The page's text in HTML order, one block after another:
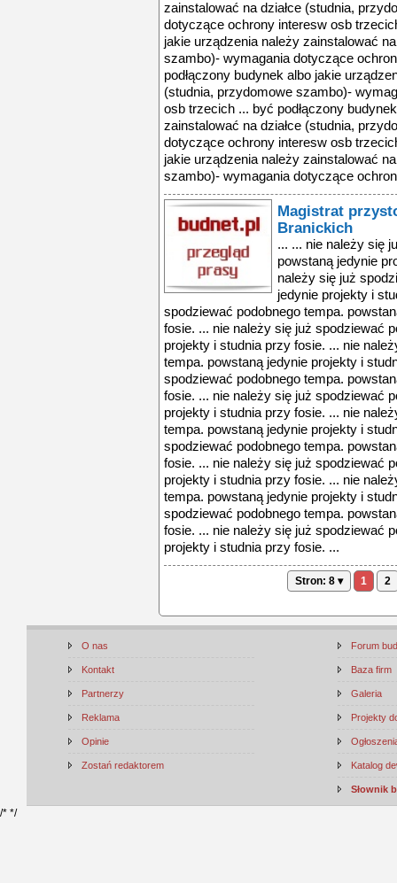
zainstalować na działce (studnia,
dotyczące ochrony interesw osb
jakie urządzenia należy zainstalować
szambo)- wymagania dotyczące
podłączony budynek albo jakie
(studnia, przydomowe szambo)-
osb trzecich ... być podłączony
zainstalować na działce (studnia,
dotyczące ochrony interesw osb
jakie urządzenia należy zainstalować
szambo)- wymagania dotyczące
Magistrat
Branickich
... ... nie należy się
powstaną jedynie
należy się już
jedynie projekty i
spodziewać podobnego tempa.
fosie. ... nie należy się już spodziewać
projekty i studnia przy fosie. ... nie
tempa. powstaną jedynie projekty i
spodziewać podobnego tempa.
fosie. ... nie należy się już spodziewać
projekty i studnia przy fosie. ... nie
tempa. powstaną jedynie projekty i
spodziewać podobnego tempa.
fosie. ... nie należy się już spodziewać
projekty i studnia przy fosie. ... nie
tempa. powstaną jedynie projekty i
spodziewać podobnego tempa.
fosie. ... nie należy się już spodziewać
projekty i studnia przy fosie. ...
Stron: 8 ▾ 1 2
O nas
Kontakt
Partnerzy
Reklama
Opinie
Zostań redaktorem
Forum
Baza firm
Galeria
Projekty
Katalog
Słownik
/* */